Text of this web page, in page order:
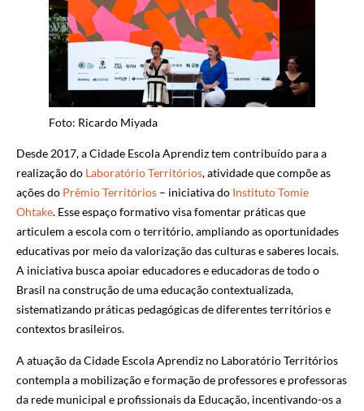
Foto: Ricardo Miyada
Desde 2017, a Cidade Escola Aprendiz tem contribuído para a
realização do Laboratório Territórios, atividade que compõe as
ações do Prêmio Territórios – iniciativa do Instituto Tomie
Ohtake. Esse espaço formativo visa fomentar práticas que
articulem a escola com o território, ampliando as oportunidades
educativas por meio da valorização das culturas e saberes locais.
A iniciativa busca apoiar educadores e educadoras de todo o
Brasil na construção de uma educação contextualizada,
sistematizando práticas pedagógicas de diferentes territórios e
contextos brasileiros.
A atuação da Cidade Escola Aprendiz no Laboratório Territórios
contempla a mobilização e formação de professores e professoras
da rede municipal e profissionais da Educação, incentivando-os a